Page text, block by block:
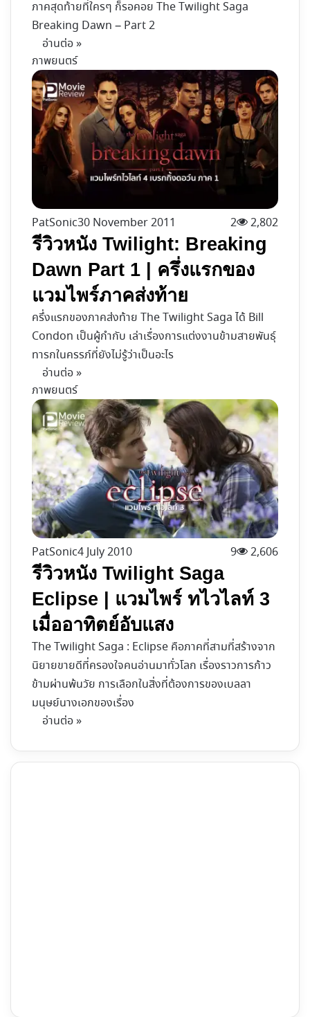
ภาคสุดท้ายที่ใครๆ ก็รอคอย The Twilight Saga
Breaking Dawn – Part 2
อ่านต่อ »
ภาพยนตร์
PatSonic30 November 2011 2 2,802
รีวิวหนัง Twilight: Breaking
Dawn Part 1 | ครึ่งแรกของ
แวมไพร์ภาคส่งท้าย
ครึ่งแรกของภาคส่งท้าย The Twilight Saga ได้ Bill
Condon เป็นผู้กำกับ เล่าเรื่องการแต่งงานข้ามสายพันธุ์
ทารกในครรภ์ที่ยังไม่รู้ว่าเป็นอะไร
อ่านต่อ »
ภาพยนตร์
PatSonic4 July 2010 9 2,606
รีวิวหนัง Twilight Saga
Eclipse | แวมไพร์ ทไวไลท์ 3
เมื่ออาทิตย์อับแสง
The Twilight Saga : Eclipse คือภาคที่สามที่สร้างจาก
นิยายขายดีที่ครองใจคนอ่านมาทั่วโลก เรื่องราวการก้าว
ข้ามผ่านพ้นวัย การเลือกในสิ่งที่ต้องการของเบลลา
มนุษย์นางเอกของเรื่อง
อ่านต่อ »